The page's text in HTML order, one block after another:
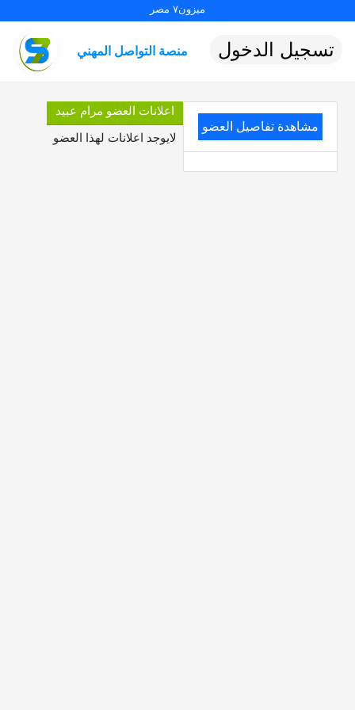
ميزون٧ مصر
منصة التواصل المهني تسجيل الدخول
مشاهدة تفاصيل العضو
اعلانات العضو مرام عبيد
لايوجد اعلانات لهذا العضو